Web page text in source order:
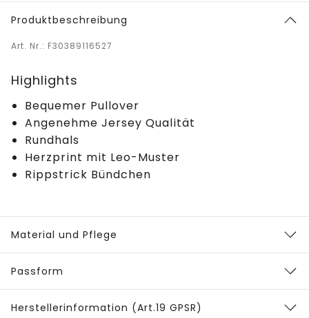
Produktbeschreibung
Art. Nr.: F30389116527
Highlights
Bequemer Pullover
Angenehme Jersey Qualität
Rundhals
Herzprint mit Leo-Muster
Rippstrick Bündchen
Material und Pflege
Passform
Herstellerinformation (Art.19 GPSR)